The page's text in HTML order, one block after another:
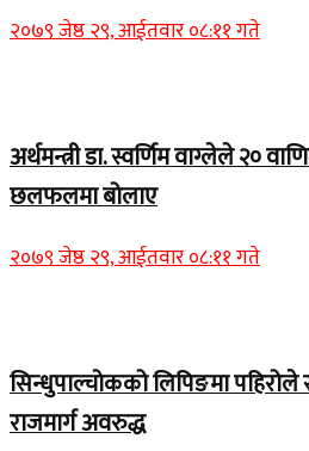
२०७९ जेष्ठ २९, आईतवार ०८:११ गते
अर्थमन्त्री डा. स्वर्णिम वाग्लेले २०
छलफलमा बोलाए
२०७९ जेष्ठ २९, आईतवार ०८:११ गते
सिन्धुपाल्चोकको लिपिङमा
राजमार्ग अवरुद्ध